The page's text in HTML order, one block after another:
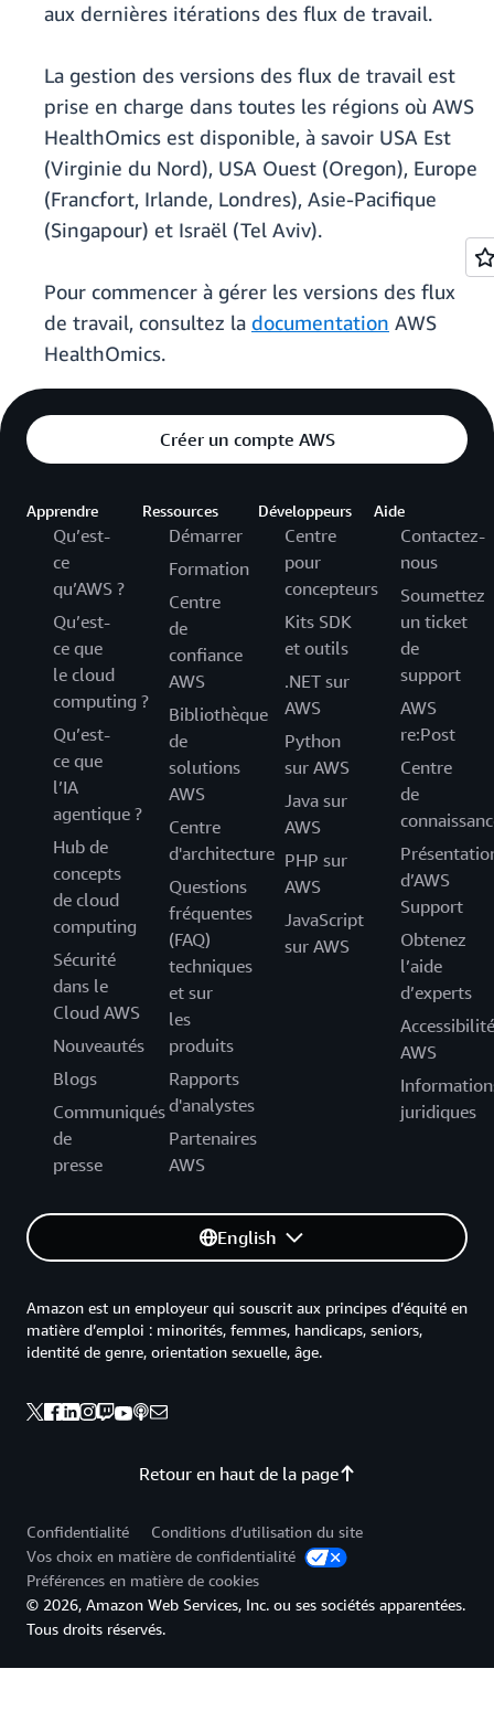
aux dernières itérations des flux de travail.
La gestion des versions des flux de travail est
prise en charge dans toutes les régions où AWS
HealthOmics est disponible, à savoir USA Est
(Virginie du Nord), USA Ouest (Oregon), Europe
(Francfort, Irlande, Londres), Asie-Pacifique
(Singapour) et Israël (Tel Aviv).
Pour commencer à gérer les versions des flux
de travail, consultez la documentation AWS
HealthOmics.
Créer un compte AWS
Apprendre
Qu’est-
ce
qu’AWS ?
Qu’est-
ce que
le cloud
computing ?
Qu’est-
ce que
l’IA
agentique ?
Hub de
concepts
de cloud
computing
Sécurité
dans le
Cloud AWS
Nouveautés
Blogs
Communiqués
de
presse
Ressources
Démarrer
Formation
Centre
de
confiance
AWS
Bibliothèque
de
solutions
AWS
Centre
d'architecture
Questions
fréquentes
(FAQ)
techniques
et sur
les
produits
Rapports
d'analystes
Partenaires
AWS
Développeurs
Centre
pour
concepteurs
Kits SDK
et outils
.NET sur
AWS
Python
sur AWS
Java sur
AWS
PHP sur
AWS
JavaScript
sur AWS
Aide
Contactez-
nous
Soumettez
un ticket
de
support
AWS
re:Post
Centre
de
d’AWS
Support
Obtenez
l’aide
d’experts
Accessibilité
AWS
juridiques
English
Retour en haut de la page
Amazon est un employeur qui souscrit aux principes d’équité en
matière d’emploi : minorités, femmes, handicaps, seniors,
identité de genre, orientation sexuelle, âge.
Confidentialité
Conditions d’utilisation du site
Vos choix en matière de confidentialité
Préférences en matière de cookies
© 2026, Amazon Web Services, Inc. ou ses sociétés apparentées.
Tous droits réservés.